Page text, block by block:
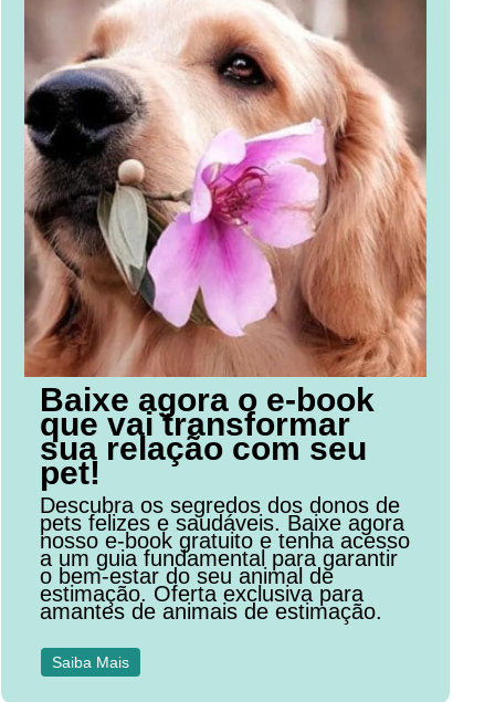
Baixe agora o e-book
que vai transformar
sua relação com seu
pet!
Descubra os segredos dos donos de
pets felizes e saudáveis. Baixe agora
nosso e-book gratuito e tenha acesso
a um guia fundamental para garantir
o bem-estar do seu animal de
estimação. Oferta exclusiva para
amantes de animais de estimação.
Saiba Mais